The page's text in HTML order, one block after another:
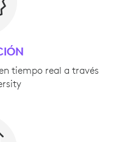
tiempo real a través